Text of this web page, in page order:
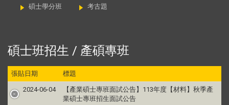
碩士學分班 考古題
碩士班招生 / 產碩專班
張貼日期 標題
2024-06-04
【產業碩士專班面試公告】113年度【材料】秋季產
業碩士專班招生面試公告